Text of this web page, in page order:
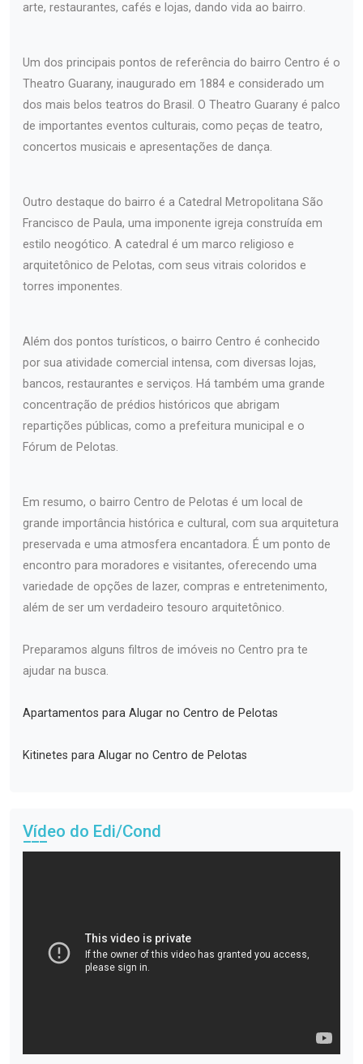
arte, restaurantes, cafés e lojas, dando vida ao bairro.
Um dos principais pontos de referência do bairro Centro é o
Theatro Guarany, inaugurado em 1884 e considerado um
dos mais belos teatros do Brasil. O Theatro Guarany é palco
de importantes eventos culturais, como peças de teatro,
concertos musicais e apresentações de dança.
Outro destaque do bairro é a Catedral Metropolitana São
Francisco de Paula, uma imponente igreja construída em
estilo neogótico. A catedral é um marco religioso e
arquitetônico de Pelotas, com seus vitrais coloridos e
torres imponentes.
Além dos pontos turísticos, o bairro Centro é conhecido
por sua atividade comercial intensa, com diversas lojas,
bancos, restaurantes e serviços. Há também uma grande
concentração de prédios históricos que abrigam
repartições públicas, como a prefeitura municipal e o
Fórum de Pelotas.
Em resumo, o bairro Centro de Pelotas é um local de
grande importância histórica e cultural, com sua arquitetura
preservada e uma atmosfera encantadora. É um ponto de
encontro para moradores e visitantes, oferecendo uma
variedade de opções de lazer, compras e entretenimento,
além de ser um verdadeiro tesouro arquitetônico.
Preparamos alguns filtros de imóveis no Centro pra te
ajudar na busca.
Apartamentos para Alugar no Centro de Pelotas
Kitinetes para Alugar no Centro de Pelotas
Vídeo do Edi/Cond